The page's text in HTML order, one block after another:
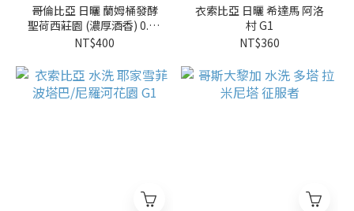
哥倫比亞 日曬 蘭姆桶發酵
聖荷西莊園 (濃厚酒香) 0.25
磅
NT$400
衣索比亞 日曬 希達馬 阿洛
村 G1
NT$360